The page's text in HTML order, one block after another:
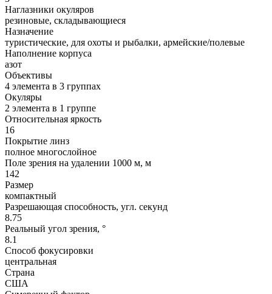
Наглазники окуляров
резиновые, складывающиеся
Назначение
туристические, для охоты и рыбалки, армейские/полевые
Наполнение корпуса
азот
Объективы
4 элемента в 3 группах
Окуляры
2 элемента в 1 группе
Относительная яркость
16
Покрытие линз
полное многослойное
Поле зрения на удалении 1000 м, м
142
Размер
компактный
Разрешающая способность, угл. секунд
8.75
Реальный угол зрения, °
8.1
Способ фокусировки
центральная
Страна
США